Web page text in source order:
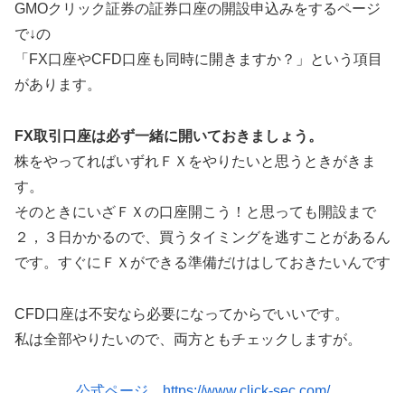
GMOクリック証券の証券口座の開設申込みをするページ
で↓の
「FX口座やCFD口座も同時に開きますか？」という項目
があります。
FX取引口座は必ず一緒に開いておきましょう。
株をやってればいずれＦＸをやりたいと思うときがきま
す。
そのときにいざＦＸの口座開こう！と思っても開設まで
２，３日かかるので、買うタイミングを逃すことがあるん
です。すぐにＦＸができる準備だけはしておきたいんです
CFD口座は不安なら必要になってからでいいです。
私は全部やりたいので、両方ともチェックしますが。